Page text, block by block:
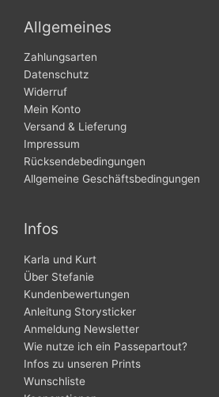
Allgemeines
Zahlungsarten
Datenschutz
Widerruf
Mein Konto
Versand & Lieferung
Impressum
Rücksendebedingungen
Allgemeine Geschäftsbedingungen
Infos
Karla und Kurt
Über Stefanie
Kundenbewertungen
Anleitung Storysticker
Anmeldung Newsletter
Wie nutze ich ein Passepartout?
Infos zu unseren Prints
Wunschliste